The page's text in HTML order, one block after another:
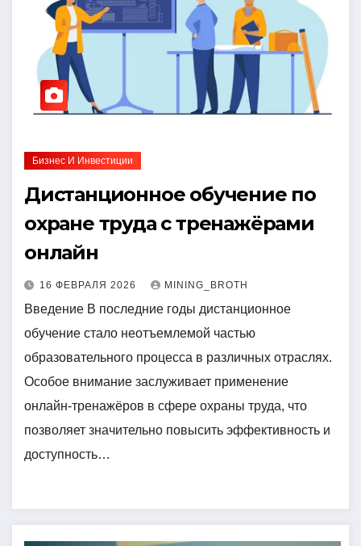
Бизнес И Инвестиции
Дистанционное обучение по
охране труда с тренажёрами
онлайн
16 ФЕВРАЛЯ 2026 MINING_BROTH
Введение В последние годы дистанционное
обучение стало неотъемлемой частью
образовательного процесса в различных отраслях.
Особое внимание заслуживает применение
онлайн-тренажёров в сфере охраны труда, что
позволяет значительно повысить эффективность и
доступность…